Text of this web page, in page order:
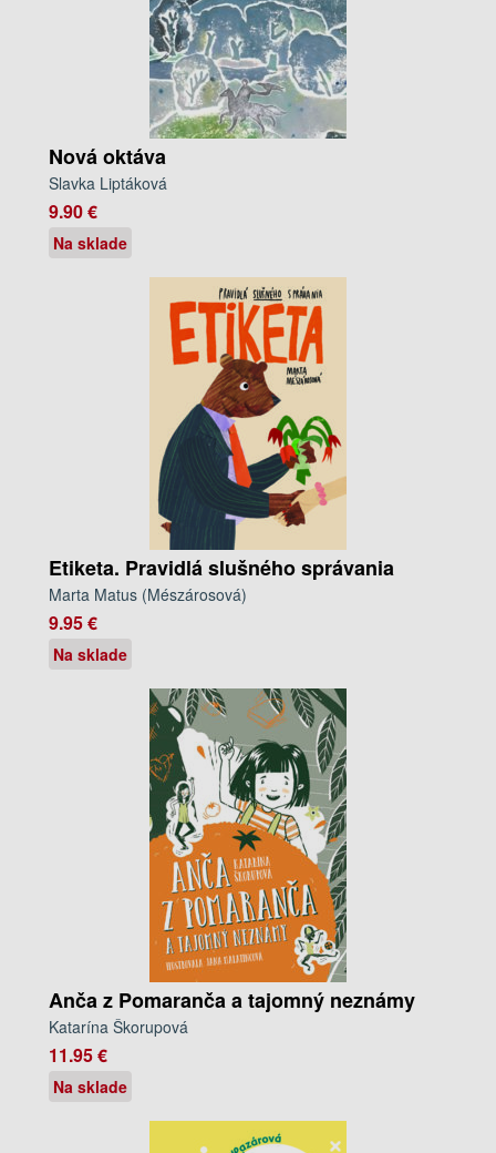
Nová oktáva
Slavka Liptáková
9.90 €
Na sklade
Etiketa. Pravidlá slušného správania
Marta Matus (Mészárosová)
9.95 €
Na sklade
Anča z Pomaranča a tajomný neznámy
Katarína Škorupová
11.95 €
Na sklade